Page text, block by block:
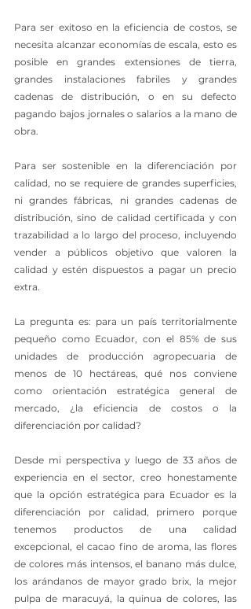
Para ser exitoso en la eficiencia de costos, se
necesita alcanzar economías de escala, esto es
posible en grandes extensiones de tierra,
grandes instalaciones fabriles y grandes
cadenas de distribución, o en su defecto
pagando bajos jornales o salarios a la mano de
obra.
Para ser sostenible en la diferenciación por
calidad, no se requiere de grandes superficies,
ni grandes fábricas, ni grandes cadenas de
distribución, sino de calidad certificada y con
trazabilidad a lo largo del proceso, incluyendo
vender a públicos objetivo que valoren la
calidad y estén dispuestos a pagar un precio
extra.
La pregunta es: para un país territorialmente
pequeño como Ecuador, con el 85% de sus
unidades de producción agropecuaria de
menos de 10 hectáreas, qué nos conviene
como orientación estratégica general de
mercado, ¿la eficiencia de costos o la
diferenciación por calidad?
Desde mi perspectiva y luego de 33 años de
experiencia en el sector, creo honestamente
que la opción estratégica para Ecuador es la
diferenciación por calidad, primero porque
tenemos productos de una calidad
excepcional, el cacao fino de aroma, las flores
de colores más intensos, el banano más dulce,
los arándanos de mayor grado brix, la mejor
pulpa de maracuyá, la quinua de colores, las